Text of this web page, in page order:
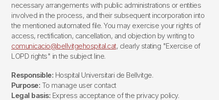
necessary arrangements with public administrations or entities
involved in the process, and their subsequent incorporation into
the mentioned automated file. You may exercise your rights of
access, rectification, cancellation, and objection by writing to
comunicacio@bellvitgehospital.cat, clearly stating "Exercise of
LOPD rights" in the subject line.
Responsible: Hospital Universitari de Bellvitge.
Purpose: To manage user contact
Legal basis: Express acceptance of the privacy policy.